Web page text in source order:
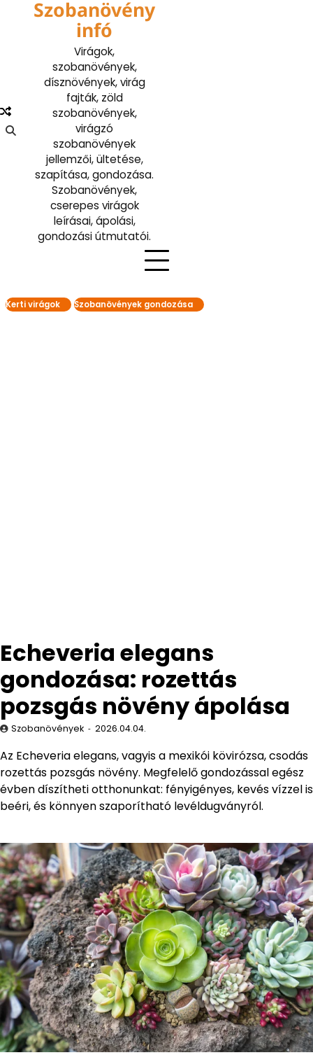
Szobanövény
infó
Virágok,
szobanövények,
dísznövények, virág
fajták, zöld
szobanövények,
virágzó
szobanövények
jellemzői, ültetése,
szapítása, gondozása.
Szobanövények,
cserepes virágok
leírásai, ápolási,
gondozási útmutatói.
Kerti virágok Szobanövények gondozása
Echeveria elegans
gondozása: rozettás
pozsgás növény ápolása
Szobanövények 2026.04.04.
Az Echeveria elegans, vagyis a mexikói kövirózsa, csodás
rozettás pozsgás növény. Megfelelő gondozással egész
évben díszítheti otthonunkat: fényigényes, kevés vízzel is
beéri, és könnyen szaporítható levéldugványról.